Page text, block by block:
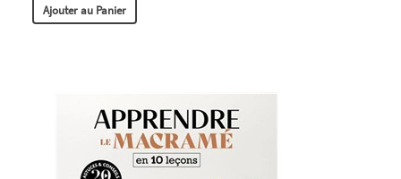
Ajouter au Panier